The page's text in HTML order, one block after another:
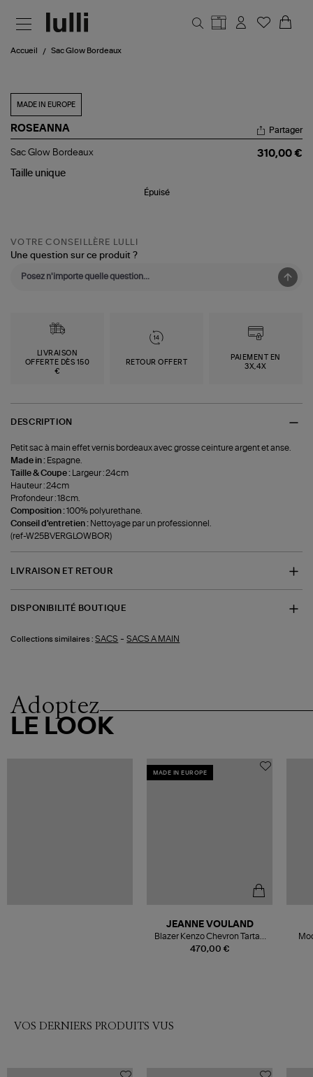
Accueil Sac Glow Bordeaux
MADE IN EUROPE
ROSEANNA
Sac
Bordeaux
Partager
Sac Glow Bordeaux
310,00 €
Taille unique
Épuisé
VOTRE CONSEILLÈRE LULLI
Une question sur ce produit ?
LIVRAISON
OFFERTE DÈS 150
€
RETOUR OFFERT
PAIEMENT EN
3X,4X
DESCRIPTION
Petit sac à main effet vernis bordeaux avec grosse ceinture argent et anse.
Made in : Espagne.
Taille & Coupe :
Largeur : 24cm
Hauteur : 24cm
Profondeur : 18cm.
Composition :100% polyurethane.
Conseil d'entretien : Nettoyage par un professionnel.
(ref-W25BVERGLOWBOR)
LIVRAISON ET RETOUR
DISPONIBILITÉ BOUTIQUE
Collections similaires : SACS -SACS A MAIN
Adoptez
LE LOOK
MADE IN EUROPE
470,00 €
JEANNE VOULAND
Blazer Kenzo Chevron Tartan
Gris
VOS DERNIERS PRODUITS VUS